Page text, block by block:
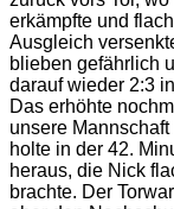
erkämpfte und
Ausgleich
blieben gefährlich
darauf wieder 2:3
Das erhöhte
unsere
holte in der 42.
heraus, die Nick
brachte. Der